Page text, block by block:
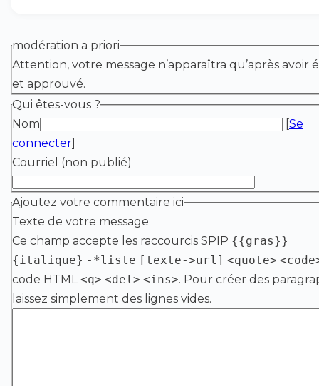
modération a priori
Attention, votre message n’apparaîtra qu’après avoir
et approuvé.
Qui êtes-vous ?
Nom
[Se
connecter]
Courriel (non publié)
Ajoutez votre commentaire ici
Texte de votre message
Ce champ accepte les raccourcis SPIP {{gras}}
{italique} -*liste [texte->url] <quote>
code HTML<q> <del> <ins>. Pour créer des
laissez simplement des lignes vides.